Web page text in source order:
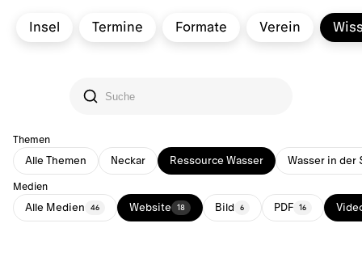
Insel Termine Formate Verein
Themen
Alle Themen Neckar Ressource Wasser Wasser in der
Medien
Alle Medien 46 Website 18 Bild 6 PDF 16